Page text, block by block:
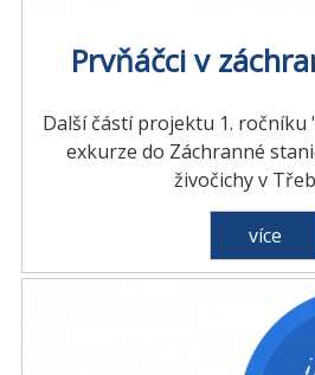
Prvňáčci v
Další částí projektu 1. ročníku
exkurze do Záchranné
živočichy v
více